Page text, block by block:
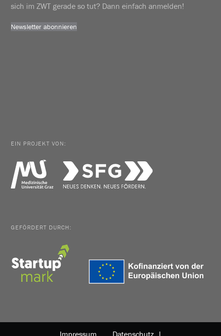
sich im ZWT gerade so tut? Dann einfach anmelden!
Newsletter abonnieren
EIN PROJEKT VON:
GEFÖRDERT DURCH:
Impressum Datenschutz |